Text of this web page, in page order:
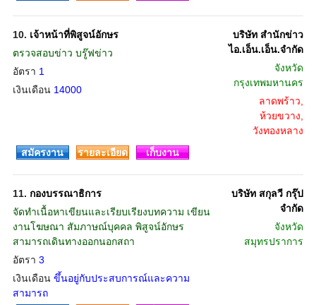
10. เจ้าหน้าที่พิสูจน์อักษร
ตรวจสอบข่าว บรู๊ฟข่าว
อัตรา 1
เงินเดือน 14000
บริษัท สำนักข่าว
ไอ.เอ็น.เอ็น.จำกัด
จังหวัด
กรุงเทพมหานคร
ลาดพร้าว,
ห้วยขวาง,
วังทองหลาง
สมัครงาน
รายละเอียด เก็บงาน
11. กองบรรณาธิการ
จัดทำเนื้อหาเขียนและเรียบเรียงบทความ เขียน
งานโฆษณา สัมภาษณ์บุคคล พิสูจน์อักษร
สามารถเดินทางออกนอกสถา
อัตรา 3
เงินเดือน ขึ้นอยู่กับประสบการณ์และความ
สามารถ
บริษัท สกุลวี กรุ๊ป
จำกัด
จังหวัด
สมุทรปราการ